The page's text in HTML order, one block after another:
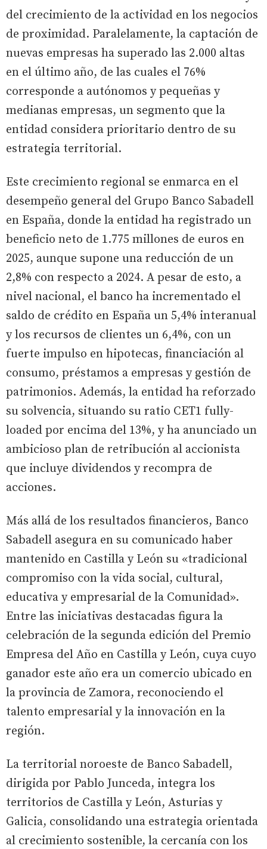
del crecimiento de la actividad en los negocios
de proximidad. Paralelamente, la captación de
nuevas empresas ha superado las 2.000 altas
en el último año, de las cuales el 76%
corresponde a autónomos y pequeñas y
medianas empresas, un segmento que la
entidad considera prioritario dentro de su
estrategia territorial.
Este crecimiento regional se enmarca en el
desempeño general del Grupo Banco Sabadell
en España, donde la entidad ha registrado un
beneficio neto de 1.775 millones de euros en
2025, aunque supone una reducción de un
2,8% con respecto a 2024. A pesar de esto, a
nivel nacional, el banco ha incrementado el
saldo de crédito en España un 5,4% interanual
y los recursos de clientes un 6,4%, con un
fuerte impulso en hipotecas, financiación al
consumo, préstamos a empresas y gestión de
patrimonios. Además, la entidad ha reforzado
su solvencia, situando su ratio CET1 fully-
loaded por encima del 13%, y ha anunciado un
ambicioso plan de retribución al accionista
que incluye dividendos y recompra de
acciones.
Más allá de los resultados financieros, Banco
Sabadell asegura en su comunicado haber
mantenido en Castilla y León su «tradicional
compromiso con la vida social, cultural,
educativa y empresarial de la Comunidad».
Entre las iniciativas destacadas figura la
celebración de la segunda edición del Premio
Empresa del Año en Castilla y León, cuya cuyo
ganador este año era un comercio ubicado en
la provincia de Zamora, reconociendo el
talento empresarial y la innovación en la
región.
La territorial noroeste de Banco Sabadell,
dirigida por Pablo Junceda, integra los
territorios de Castilla y León, Asturias y
Galicia, consolidando una estrategia orientada
al crecimiento sostenible, la cercanía con los